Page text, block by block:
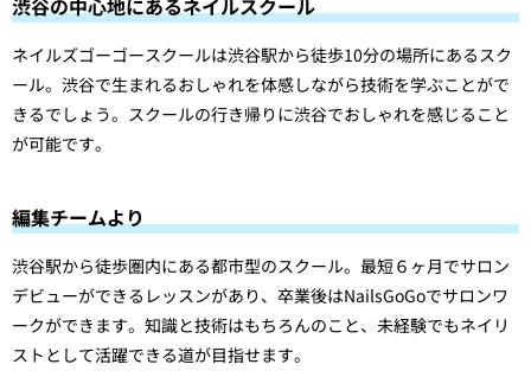
渋谷の中心地にあるネイルスクール
ネイルズゴーゴースクールは渋谷駅から徒歩10分の場所にあるスク
ール。渋谷で生まれるおしゃれを体感しながら技術を学ぶことがで
きるでしょう。スクールの行き帰りに渋谷でおしゃれを感じること
が可能です。
編集チームより
渋谷駅から徒歩圏内にある都市型のスクール。最短６ヶ月でサロン
デビューができるレッスンがあり、卒業後はNailsGoGoでサロンワ
ークができます。知識と技術はもちろんのこと、未経験でもネイリ
ストとして活躍できる道が目指せます。